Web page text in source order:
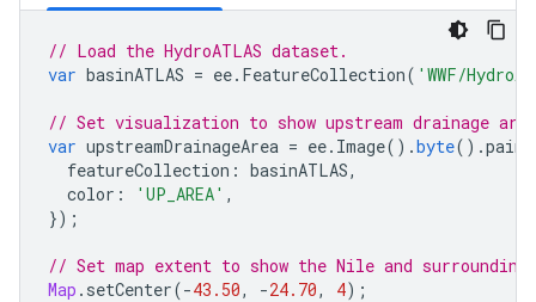
// Load the HydroATLAS dataset.
var basinATLAS = ee. FeatureCollection( 'WWF/
// Set visualization to show upstream drainage
var upstreamDrainageArea = ee. Image().byte().paint
featureCollection : basinATLAS,
color : 'UP_AREA' ,
});
// Set map extent to show the Nile and surrounding
Map . setCenter(-43.50, -24.70, 4);